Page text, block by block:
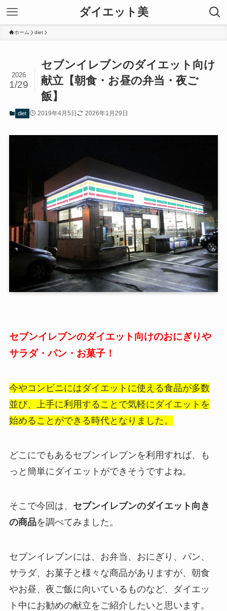
ダイエット美
ホーム diet
セブンイレブンのダイエット向け
献立【朝食・お昼の弁当・夜ご
飯】
2026
1/29
diet 2019年4月5日 2026年1月29日
セブンイレブンのダイエット向けのおにぎりや
サラダ・パン・お菓子！
今やコンビニにはダイエットに使える食品が多数
並び、上手に利用することで気軽にダイエットを
始めることができる時代となりました。
どこにでもあるセブンイレブンを利用すれば、も
っと簡単にダイエットができそうですよね。
そこで今回は、 セブンイレブンのダイエット向き
の商品を調べてみました。
セブンイレブンには、お弁当、おにぎり、パン、
サラダ、お菓子と様々な商品がありますが、朝食
やお昼、夜ご飯に向いているものなど、ダイエッ
ト中にお勧めの献立をご紹介したいと思います。